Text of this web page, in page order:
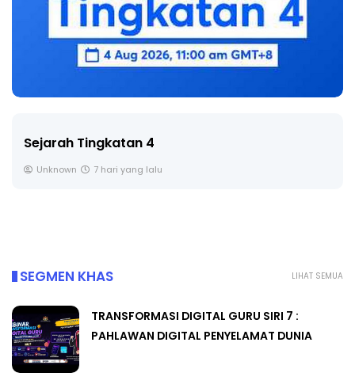
🔴 [LIVE] PRINSIP PERAKAUNAN, BEDAH TUNTAS
LIHAT SEMUA
SEGMEN KHAS
TRANSFORMASI DIGITAL GURU SIRI 7 :
PAHLAWAN DIGITAL PENYELAMAT DUNIA